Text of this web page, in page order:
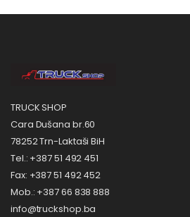
TRUCK SHOP
Cara Dušana br.60
78252 Trn-Laktaši BiH
Tel.: +387 51 492 451
Fax: +387 51 492 452
Mob.: +387 66 838 888
info@truckshop.ba